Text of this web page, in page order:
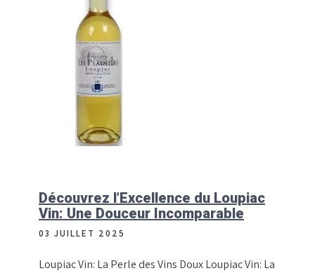
Découvrez l’Excellence du Loupiac
Vin: Une Douceur Incomparable
03 JUILLET 2025
Loupiac Vin: La Perle des Vins Doux Loupiac Vin: La